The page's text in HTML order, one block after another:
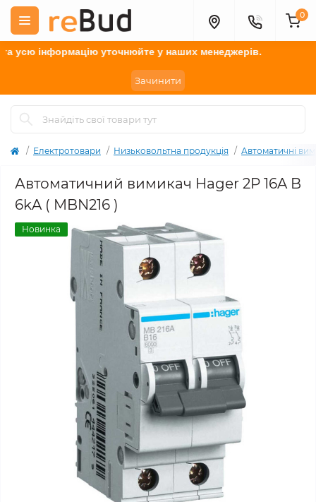
інформацію уточнюйтеу наших менеджерів.
Зачинити
0
Електротовари Низьковольтна продукція Автоматичні
Автоматичний вимикач Hager 2P 16A B
6kA ( MBN216 )
Новинка